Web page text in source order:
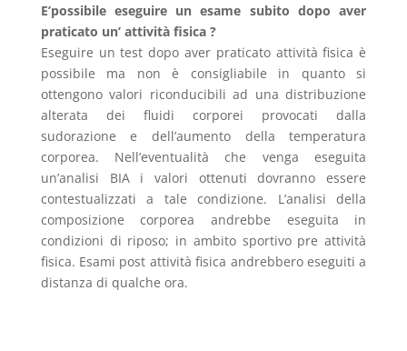
E’possibile eseguire un esame subito dopo aver
praticato un’ attività fisica ?
Eseguire un test dopo aver praticato attività fisica è
possibile ma non è consigliabile in quanto si
ottengono valori riconducibili ad una distribuzione
alterata dei fluidi corporei provocati dalla
sudorazione e dell’aumento della temperatura
corporea. Nell’eventualità che venga eseguita
un’analisi BIA i valori ottenuti dovranno essere
contestualizzati a tale condizione. L’analisi della
composizione corporea andrebbe eseguita in
condizioni di riposo; in ambito sportivo pre attività
fisica. Esami post attività fisica andrebbero eseguiti a
distanza di qualche ora.